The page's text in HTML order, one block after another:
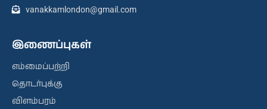
vanakkamlondon@gmail.com
இணைப்புகள்
எம்மைப்பற்றி
தொடர்புக்கு
விளம்பரம்